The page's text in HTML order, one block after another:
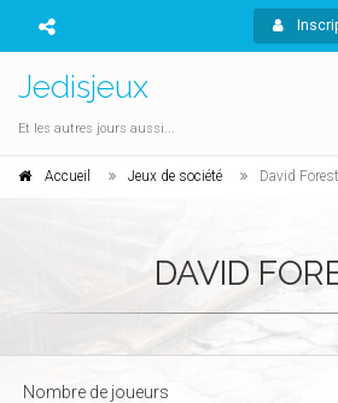
Jedisjeux
Et les autres jours aussi...
Accueil Jeux de société David Forest
DAVID
Nombre de joueurs